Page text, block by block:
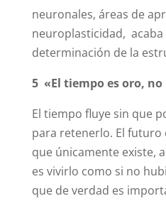
neuronales, áreas de
neuroplasticidad,
determinación de la
5 «El tiempo es oro,
El tiempo fluye sin que
para retenerlo. El futuro
que únicamente existe,
es vivirlo como si no
que de verdad es